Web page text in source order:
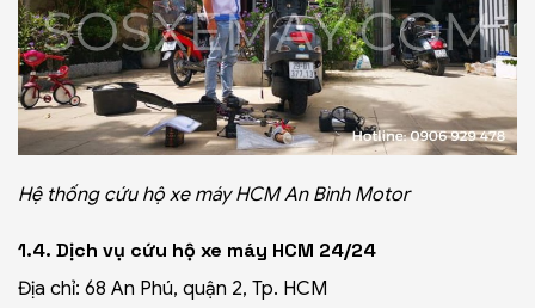
Hệ thống cứu hộ xe máy HCM An Bình Motor
1.4. Dịch vụ cứu hộ xe máy HCM 24/24
Địa chỉ: 68 An Phú, quận 2, Tp. HCM